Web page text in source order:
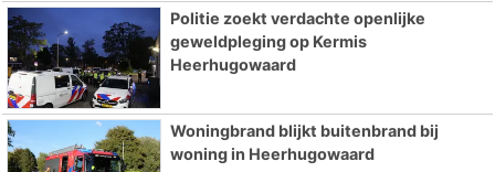
Politie zoekt verdachte openlijke
geweldpleging op Kermis
Heerhugowaard
Woningbrand blijkt buitenbrand bij
woning in Heerhugowaard